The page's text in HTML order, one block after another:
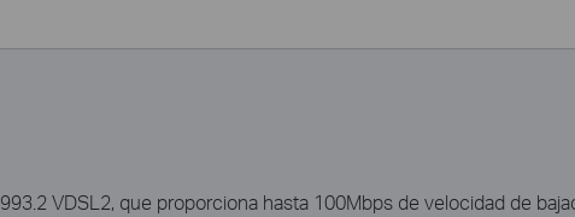
VDSL2, que proporciona hasta 100Mbps de velocidad de